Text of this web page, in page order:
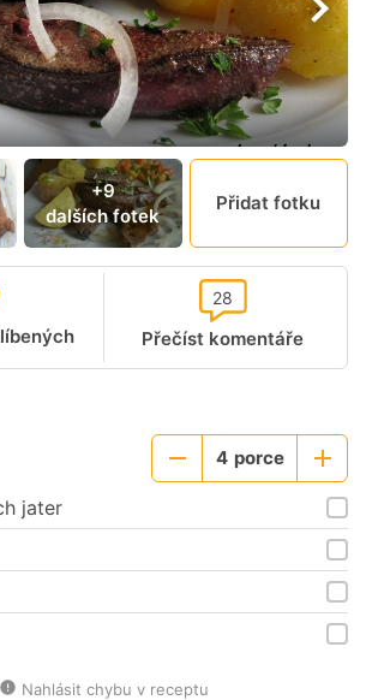
+9
dalších fotek
Přidat fotku
Přečíst komentáře
28
Menší
4 porce
Větší
porce
jater
Nahlásit chybu v receptu